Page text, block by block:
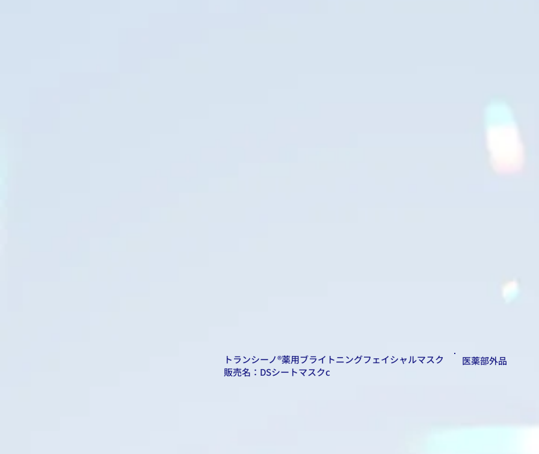
トランシーノ®薬用ブライトニングフェイシャルマスク
​販売名：DSシートマスクc
医薬部外品